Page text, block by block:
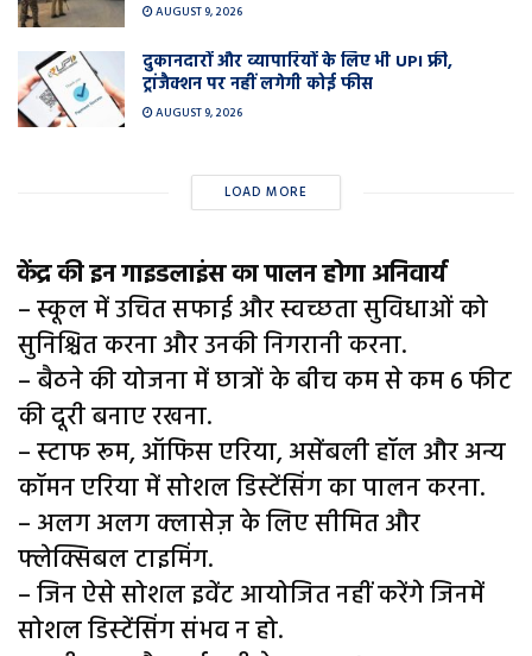
AUGUST 9, 2026
दुकानदारों और व्यापारियों के लिए भी UPI फ्री,
ट्रांजैक्शन पर नहीं लगेगी कोई फीस
AUGUST 9, 2026
LOAD MORE
केंद्र की इन गाइडलाइंस का पालन होगा अनिवार्य
– स्कूल में उचित सफाई और स्वच्छता सुविधाओं को
सुनिश्चित करना और उनकी निगरानी करना.
– बैठने की योजना में छात्रों के बीच कम से कम 6 फीट
की दूरी बनाए रखना.
– स्टाफ रूम, ऑफिस एरिया, असेंबली हॉल और अन्य
कॉमन एरिया में सोशल डिस्टेंसिंग का पालन करना.
– अलग अलग क्‍लासेज़ के लिए सीमित और
फ्लेक्सिबल टाइमिंग.
– जिन ऐसे सोशल इवेंट आयोजित नहीं करेंगे जिनमें
सोशल डिस्‍टेंसिंग संभव न हो.